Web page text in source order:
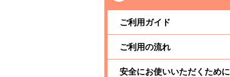
ご利用ガイド
ご利用の流れ
安全にお使いいただくために